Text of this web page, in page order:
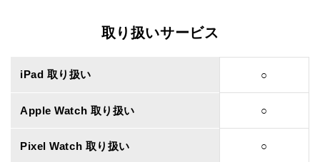
取り扱いサービス
iPad 取り扱い ○
Apple Watch 取り扱い ○
Pixel Watch 取り扱い ○